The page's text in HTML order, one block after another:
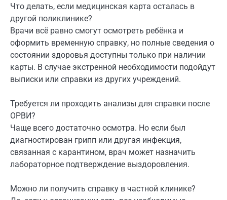
Что делать, если медицинская карта осталась в
другой поликлинике?
Врачи всё равно смогут осмотреть ребёнка и
оформить временную справку, но полные сведения о
состоянии здоровья доступны только при наличии
карты. В случае экстренной необходимости подойдут
выписки или справки из других учреждений.
Требуется ли проходить анализы для справки после
ОРВИ?
Чаще всего достаточно осмотра. Но если был
диагностирован грипп или другая инфекция,
связанная с карантином, врач может назначить
лабораторное подтверждение выздоровления.
Можно ли получить справку в частной клинике?